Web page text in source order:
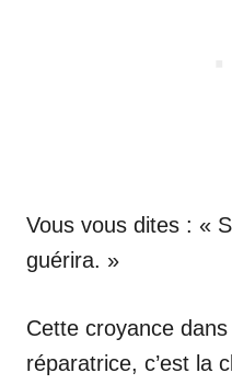
Vous vous dites : «
guérira. »
Cette croyance
réparatrice, c’est la